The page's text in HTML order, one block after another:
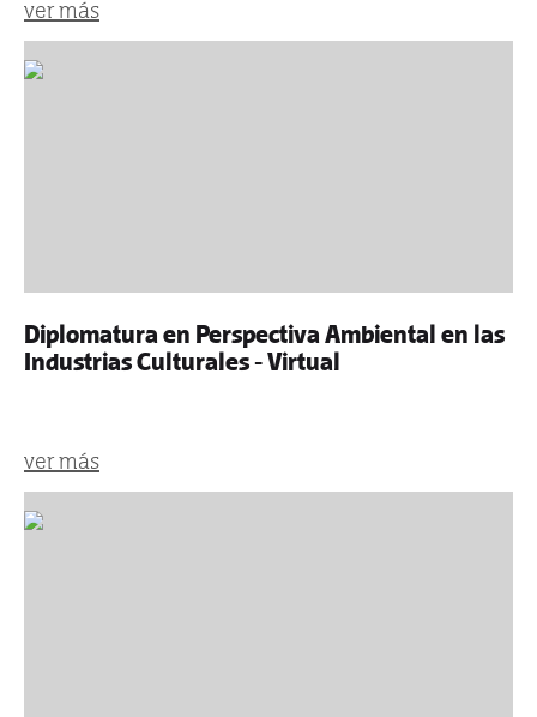
ver más
Diplomatura en Perspectiva Ambiental en las
Industrias Culturales - Virtual
ver más